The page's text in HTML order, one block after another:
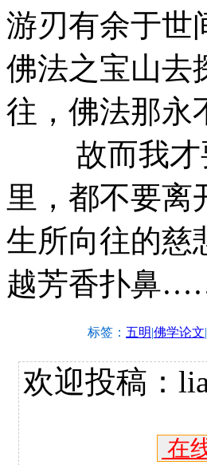
游刃有余于世
佛法之宝山去
往，佛法那永
故而我才要
里，都不要离
生所向往的慈
越芳香扑鼻
标签： 五明|佛学论文|
欢迎投稿：
在